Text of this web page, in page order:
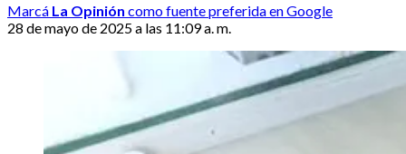
Marcá La Opinión como fuente preferida en Google
28 de mayo de 2025 a las 11:09 a. m.